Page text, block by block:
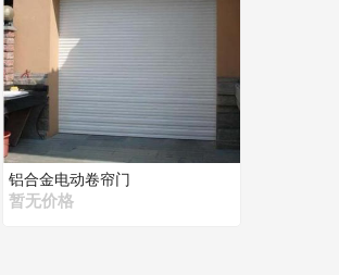
铝合金电动卷帘门
暂无价格